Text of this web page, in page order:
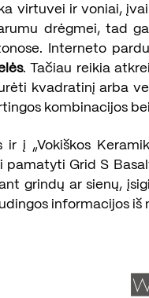
virtuvei ir voniai,
drėgmei, tad
Interneto
. Tačiau reikia
kvadratinį arba
kombinacijos
ir į „Vokiškos
pamatyti Grid S
grindų ar sienų,
informacijos iš